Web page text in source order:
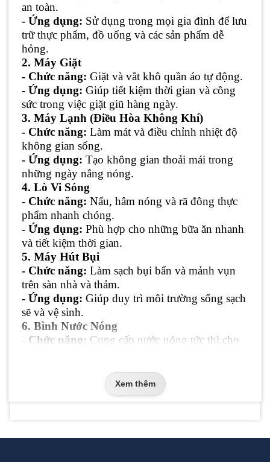
an toàn.
- Ứng dụng: Sử dụng trong mọi gia đình để lưu
trữ thực phẩm, đồ uống và các sản phẩm dễ
hỏng.
2. Máy Giặt
- Chức năng: Giặt và vắt khô quần áo tự động.
- Ứng dụng: Giúp tiết kiệm thời gian và công
sức trong việc giặt giũ hàng ngày.
3. Máy Lạnh (Điều Hòa Không Khí)
- Chức năng: Làm mát và điều chỉnh nhiệt độ
không gian sống.
- Ứng dụng: Tạo không gian thoải mái trong
những ngày nắng nóng.
4. Lò Vi Sóng
- Chức năng: Nấu, hâm nóng và rã đông thực
phẩm nhanh chóng.
- Ứng dụng: Phù hợp cho những bữa ăn nhanh
và tiết kiệm thời gian.
5. Máy Hút Bụi
- Chức năng: Làm sạch bụi bẩn và mảnh vụn
trên sàn nhà và thảm.
- Ứng dụng: Giúp duy trì môi trường sống sạch
sẽ và vệ sinh.
6. Bình Nước Nóng
- Chức năng: Cung cấp nước nóng tức thì cho
và các khu vực cần nước nóng.
- Ứng dụng:Đảm bảo bữa cơm ngon miệng và
tiện lợi cho gia đình.
Xem thêm